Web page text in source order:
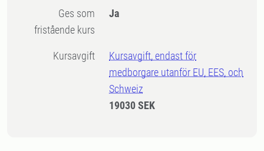
Ges som
fristående kurs
Ja
Kursavgift
Kursavgift, endast för
medborgare utanför EU, EES, och
Schweiz
19030 SEK